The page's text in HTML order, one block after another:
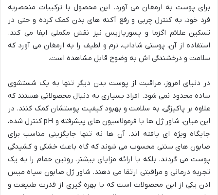
برای پوست به ارمغان می آورد. این محصول با ترکیبات منحصربه
فرد خود، به کنترل چربی و رفع آکنه های بدن کمک کرده و حتی در
تسکین علائم اگزما و پسوریازیس نیز نقش مکملی ایفا می کند.
استفاده از آن، پوستی شاداب، نرم و لطیف را به ارمغان می آورد که
سلامت و درخشندگی اش به وضوح قابل مشاهده است.
در دنیای امروز، مراقبت از پوست بدن دیگر تنها به یک شستشوی
ساده محدود نمی شود. افراد بسیاری به دنبال محصولاتی هستند که
علاوه بر پاکیزگی، به سلامت و بهبود کیفیت پوستشان کمک کنند. در
این میان، شاور ژل ها با فرمولاسیون های پیشرفته و pH کنترل شده،
جایگاه ویژه ای یافته اند. آن ها نه تنها جایگزینی مناسب برای
صابون های سنتی محسوب می شوند که گاه باعث خشکی و کشیدگی
پوست می گردند، بلکه با ارائه مزایای بیشتر، روتین حمام را به یک
تجربه درمانی و مراقبتی ارتقا می دهند. شاور ژل صابون سیاه میس
ادن یکی از این محصولات است که با بهره گیری از قدرت طبیعت و